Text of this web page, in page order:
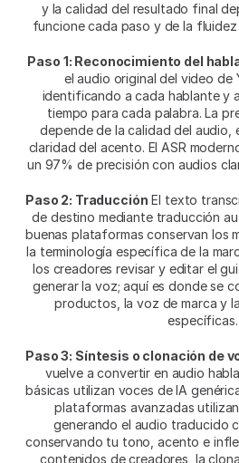
y la calidad del resultado final
funcione cada paso y de la
Paso 1: Reconocimiento del
el audio original del video de
identificando a cada hablante y
tiempo para cada palabra. La
depende de la calidad del audio,
claridad del acento. El ASR
un 97% de precisión con audios
Paso 2: Traducción El texto
de destino mediante traducción
buenas plataformas conservan los
la terminología específica de la
los creadores revisar y editar el
generar la voz; aquí es donde se
productos, la voz de marca y
específicas.
Paso 3: Síntesis o clonación de
vuelve a convertir en audio
básicas utilizan voces de IA
plataformas avanzadas
generando el audio traducido
conservando tu tono, acento e
contenidos de creadores, la